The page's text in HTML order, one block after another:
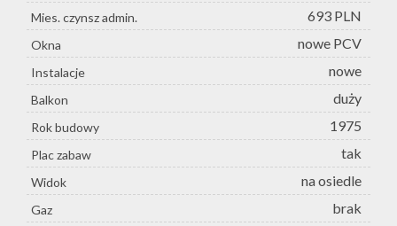
Mies. czynsz admin. 693 PLN
Okna nowe PCV
Instalacje nowe
Balkon duży
Rok budowy 1975
Plac zabaw tak
Widok na osiedle
Gaz brak